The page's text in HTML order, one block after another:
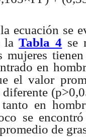
ecuación se
laTabla 4 se
mujeres
en
el valor
diferente
en
se
de